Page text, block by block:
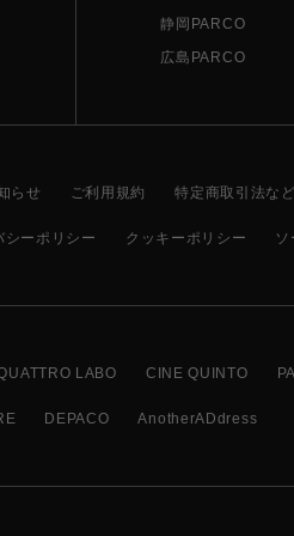
静岡PARCO
広島PARCO
らせ ご利用規約 特定商取引法な
シーポリシー クッキーポリシー
LABO CINE QUINTO
DEPACO AnotherADdress